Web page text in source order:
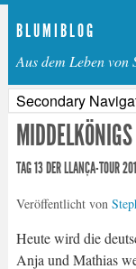
B L U M I B L O G
Aus dem Leben von
TAG 13 DER LLANÇA-TOUR
Veröffentlicht von
Heute wird die
Anja und Mathias